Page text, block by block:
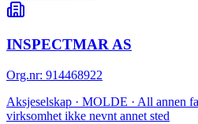
INSPECTMAR AS
Org.nr: 914468922
Aksjeselskap · MOLDE · All annen
virksomhet ikke nevnt annet sted